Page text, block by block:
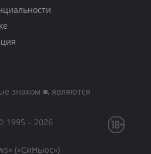
знаком ■, являются
– 2026
(«СиНьюс»)